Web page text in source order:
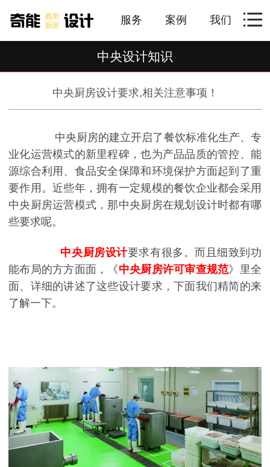
服务 案例 我们
中央设计知识
中央厨房设计要求,相关注意事项！
中央厨房的建立开启了餐饮标准化生产、专
业化运营模式的新里程碑，也为产品品质的管控、能
源综合利用、食品安全保障和环境保护方面起到了重
要作用。近些年，拥有一定规模的餐饮企业都会采用
中央厨房运营模式，那中央厨房在规划设计时都有哪
些要求呢。
中央厨房设计要求有很多。而且细致到功
能布局的方方面面，《中央厨房许可审查规范》里全
面、详细的讲述了这些设计要求，下面我们精简的来
了解一下。